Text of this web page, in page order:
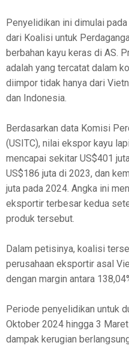
Penyelidikan ini dimulai
dari Koalisi untuk
berbahan kayu keras di AS.
adalah yang tercatat dalam
diimpor tidak hanya dari
dan Indonesia.
Berdasarkan data Komisi
(USITC), nilai ekspor kayu
mencapai sekitar US$401
US$186 juta di 2023, dan
juta pada 2024. Angka ini
eksportir terbesar kedua
produk tersebut.
Dalam petisinya, koalisi
perusahaan eksportir asal
dengan margin antara
Periode penyelidikan untuk
Oktober 2024 hingga 3
dampak kerugian